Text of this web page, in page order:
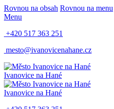
Rovnou na obsah Rovnou na menu
Menu
+420 517 363 251
mesto@ivanovicenahane.cz
Ivanovice na Hané
Ivanovice na Hané